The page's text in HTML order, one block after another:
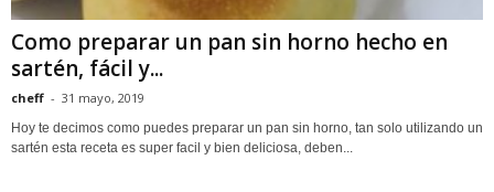
Como preparar un pan sin horno hecho en
sartén, fácil y...
cheff - 31 mayo, 2019
Hoy te decimos como puedes preparar un pan sin horno, tan solo utilizando un
sartén esta receta es super facil y bien deliciosa, deben...